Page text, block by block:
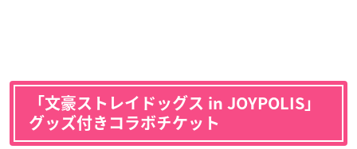
「文豪ストレイドッグス in JOYPOLIS」
グッズ付きコラボチケット